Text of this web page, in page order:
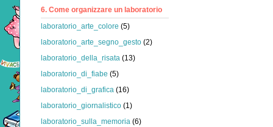
6. Come organizzare un laboratorio
laboratorio_arte_colore (5)
laboratorio_arte_segno_gesto (2)
laboratorio_della_risata (13)
laboratorio_di_fiabe (5)
laboratorio_di_grafica (16)
laboratorio_giornalistico (1)
laboratorio_sulla_memoria (6)